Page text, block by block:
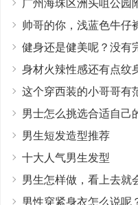
帅哥的你，浅蓝色牛仔
健身还是健美呢？没有
身材火辣性感还有点纹
这个穿西装的小哥哥有
男士怎么挑选合适自己
男生短发造型推荐
十大人气男生发型
男生怎样做，看上去就
男性穿紧身衣怎么说呢